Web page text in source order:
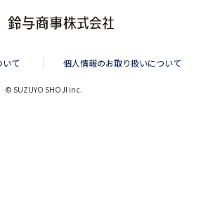
いて 個人情報のお取り扱いについて
© SUZUYO SHOJI inc.